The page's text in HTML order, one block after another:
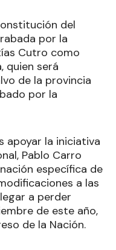
del
por la
Cutro como
quien será
de la provincia
por la
apoyar la iniciativa
Pablo Carro
específica de
a las
a perder
de este año,
de la Nación.